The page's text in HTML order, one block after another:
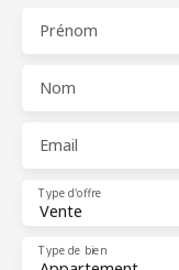
Prénom
Nom
Email
Vente
Type d'offre
Type de bien